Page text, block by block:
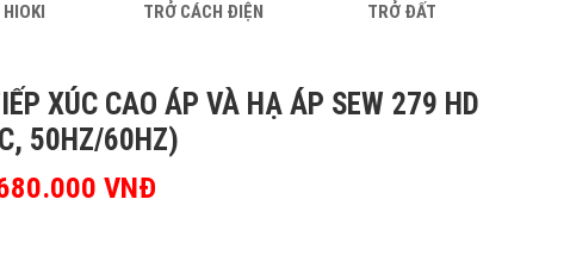
TRỞ CÁCH ĐIỆN
TRỞ ĐẤT
XÚC CAO ÁP VÀ HẠ ÁP SEW 279 HD
50HZ/60HZ)
gốc là: 3.618.000 VNĐ.
VNĐ